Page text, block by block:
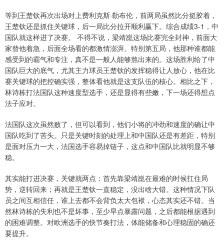
等到王楚钦再次出场对上费利克斯·勒布伦，前两局虽然比分挺胶着，
王楚钦还是抓住关键球，后一局比分拉开顺利赢下。综合成绩3-1，中
国队就这样进了决赛。 不得不说，梁靖崑这场比赛完全封神，前面大
家替他着急，后面全场看的都激情澎湃。特别第五局，他那种谁都能
感受到的霸气和专注，真不是一般人能够熬出来的。这场胜利给了中
国队巨大的底气，尤其主力球员王楚钦的发挥稳得让人放心，他在比
赛关键球的把控确实强，整体看他就是这支队伍的核心。相比之下，
林诗栋打法国队这种速度型选手，还是显得有些嫩，下一场还得想点
法子应对。
法国队这次虽然败了，但可以看到，他们小将的冲劲和速度的确让中
国队吃到了苦头。只是关键时刻的处理上和中国队还是有差距，特别
是面对压力一大，法国选手容易掉链子，这点和中国队比就明显不够
稳。
其实能打进决赛，关键就两点：首先靠梁靖崑在最难的时候扛住局
势，逆转回来；再就是王楚钦一直稳定，没出啥大错。这种情况下队
员之间互相信任，谁上去都不会背负太大包袱，心态其实还不错。当
然林诗栋的失利也不是坏事，至少早点暴露问题，之后都能根据遇到
的困难调整。对欧洲选手的快节奏打法，体能储备和心理稳固的确还
要提升。